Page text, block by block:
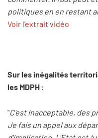
politiques en en restant
Voir l'extrait vidéo
Sur les inégalités
les MDPH :
"C'est inacceptable, des
Je fais un appel aux